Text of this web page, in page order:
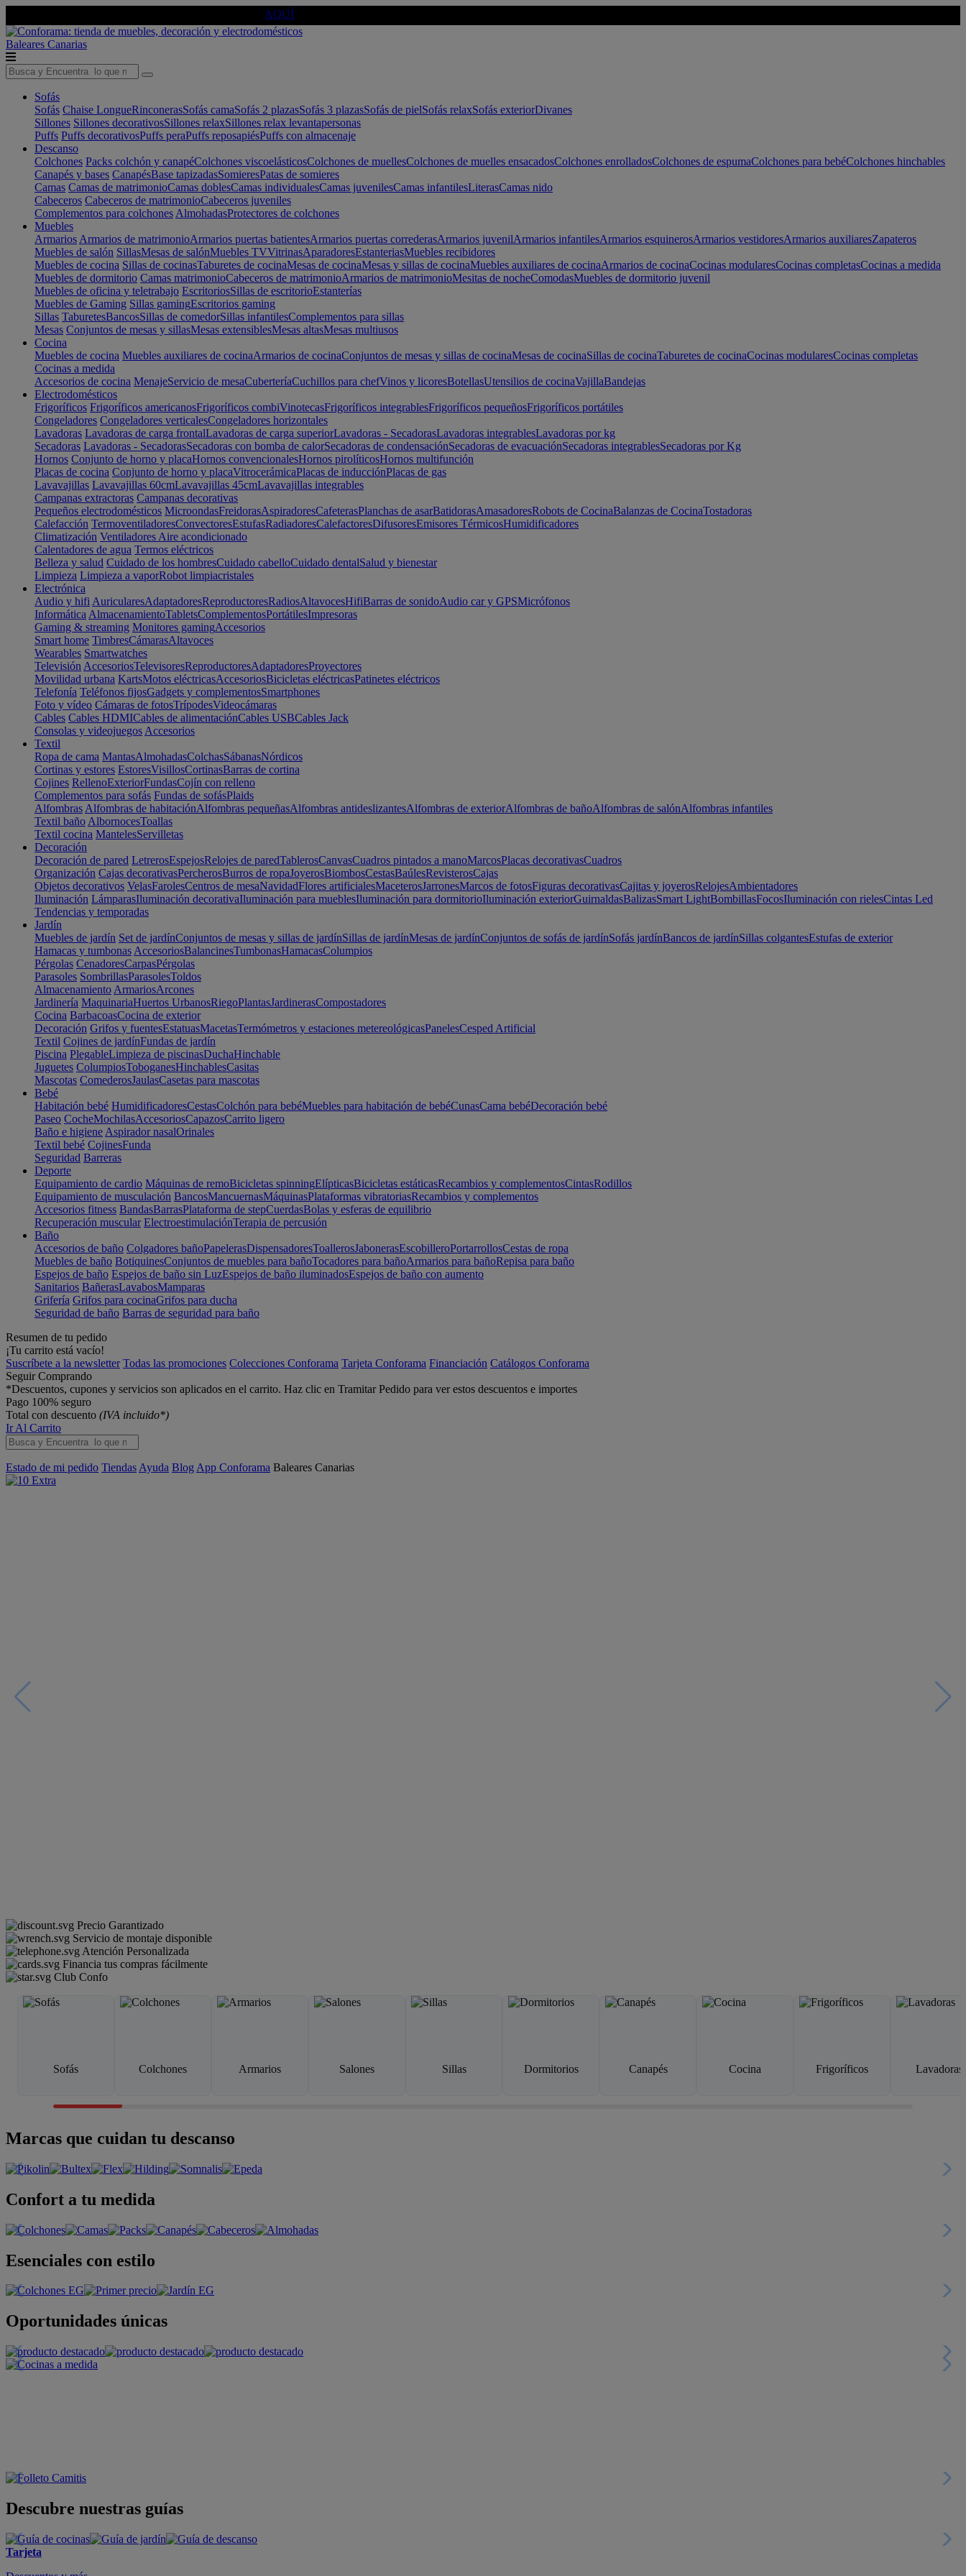
AQUÍ
Baleares Canarias
Sofás
Sofás Chaise LongueRinconerasSofás camaSofás 2 plazasSofás 3 plazasSofás de pielSofás relaxSofás exteriorDivanes
Sillones Sillones decorativosSillones relaxSillones relax levantapersonas
Puffs Puffs decorativosPuffs peraPuffs reposapiésPuffs con almacenaje
Descanso
Colchones Packs colchón y canapéColchones viscoelásticosColchones de muellesColchones de muelles ensacadosColchones enrolladosColchones de espumaColchones para bebéColchones hinchables
Canapés y bases CanapésBase tapizadasSomieresPatas de somieres
Camas Camas de matrimonioCamas doblesCamas individualesCamas juvenilesCamas infantilesLiterasCamas nido
Cabeceros Cabeceros de matrimonioCabeceros juveniles
Complementos para colchones AlmohadasProtectores de colchones
Muebles
Armarios Armarios de matrimonioArmarios puertas batientesArmarios puertas correderasArmarios juvenilArmarios infantilesArmarios esquinerosArmarios vestidoresArmarios auxiliaresZapateros
Muebles de salón SillasMesas de salónMuebles TVVitrinasAparadoresEstanteriasMuebles recibidores
Muebles de cocina Sillas de cocinasTaburetes de cocinaMesas de cocinaMesas y sillas de cocinaMuebles auxiliares de cocinaArmarios de cocinaCocinas modularesCocinas completasCocinas a medida
Muebles de dormitorio Camas matrimonioCabeceros de matrimonioArmarios de matrimonioMesitas de nocheComodasMuebles de dormitorio juvenil
Muebles de oficina y teletrabajo EscritoriosSillas de escritorioEstanterías
Muebles de Gaming Sillas gamingEscritorios gaming
Sillas TaburetesBancosSillas de comedorSillas infantilesComplementos para sillas
Mesas Conjuntos de mesas y sillasMesas extensiblesMesas altasMesas multiusos
Cocina
Muebles de cocina Muebles auxiliares de cocinaArmarios de cocinaConjuntos de mesas y sillas de cocinaMesas de cocinaSillas de cocinaTaburetes de cocinaCocinas modularesCocinas completas
Cocinas a medida
Accesorios de cocina MenajeServicio de mesaCuberteríaCuchillos para chefVinos y licoresBotellasUtensilios de cocinaVajillaBandejas
Electrodomésticos
Frigoríficos Frigoríficos americanosFrigoríficos combiVinotecasFrigoríficos integrablesFrigoríficos pequeñosFrigoríficos portátiles
Congeladores Congeladores verticalesCongeladores horizontales
Lavadoras Lavadoras de carga frontalLavadoras de carga superiorLavadoras - SecadorasLavadoras integrablesLavadoras por kg
Secadoras Lavadoras - SecadorasSecadoras con bomba de calorSecadoras de condensaciónSecadoras de evacuaciónSecadoras integrablesSecadoras por Kg
Hornos Conjunto de horno y placaHornos convencionalesHornos pirolíticosHornos multifunción
Placas de cocina Conjunto de horno y placaVitrocerámicaPlacas de inducciónPlacas de gas
Lavavajillas Lavavajillas 60cmLavavajillas 45cmLavavajillas integrables
Campanas extractoras Campanas decorativas
Pequeños electrodomésticos MicroondasFreidorasAspiradoresCafeterasPlanchas de asarBatidorasAmasadoresRobots de CocinaBalanzas de CocinaTostadoras
Calefacción TermoventiladoresConvectoresEstufasRadiadoresCalefactoresDifusoresEmisores TérmicosHumidificadores
Climatización Ventiladores Aire acondicionado
Calentadores de agua Termos eléctricos
Belleza y salud Cuidado de los hombresCuidado cabelloCuidado dentalSalud y bienestar
Limpieza Limpieza a vaporRobot limpiacristales
Electrónica
Audio y hifi AuricularesAdaptadoresReproductoresRadiosAltavocesHifiBarras de sonidoAudio car y GPSMicrófonos
Informática AlmacenamientoTabletsComplementosPortátilesImpresoras
Gaming & streaming Monitores gamingAccesorios
Smart home TimbresCámarasAltavoces
Wearables Smartwatches
Televisión AccesoriosTelevisoresReproductoresAdaptadoresProyectores
Movilidad urbana KartsMotos eléctricasAccesoriosBicicletas eléctricasPatinetes eléctricos
Telefonía Teléfonos fijosGadgets y complementosSmartphones
Foto y vídeo Cámaras de fotosTrípodesVideocámaras
Cables Cables HDMICables de alimentaciónCables USBCables Jack
Consolas y videojuegos Accesorios
Textil
Ropa de cama MantasAlmohadasColchasSábanasNórdicos
Cortinas y estores EstoresVisillosCortinasBarras de cortina
Cojines RellenoExteriorFundasCojín con relleno
Complementos para sofás Fundas de sofásPlaids
Alfombras Alfombras de habitaciónAlfombras pequeñasAlfombras antideslizantesAlfombras de exteriorAlfombras de bañoAlfombras de salónAlfombras infantiles
Textil baño AlbornocesToallas
Textil cocina MantelesServilletas
Decoración
Decoración de pared LetrerosEspejosRelojes de paredTablerosCanvasCuadros pintados a manoMarcosPlacas decorativasCuadros
Organización Cajas decorativasPercherosBurros de ropaJoyerosBiombosCestasBaúlesRevisterosCajas
Objetos decorativos VelasFarolesCentros de mesaNavidadFlores artificialesMaceterosJarronesMarcos de fotosFiguras decorativasCajitas y joyerosRelojesAmbientadores
Iluminación LámparasIluminación decorativaIluminación para mueblesIluminación para dormitorioIluminación exteriorGuirnaldasBalizasSmart LightBombillasFocosIluminación con rielesCintas Led
Tendencias y temporadas
Jardín
Muebles de jardín Set de jardínConjuntos de mesas y sillas de jardínSillas de jardínMesas de jardínConjuntos de sofás de jardínSofás jardínBancos de jardínSillas colgantesEstufas de exterior
Hamacas y tumbonas AccesoriosBalancinesTumbonasHamacasColumpios
Pérgolas CenadoresCarpasPérgolas
Parasoles SombrillasParasolesToldos
Almacenamiento ArmariosArcones
Jardinería MaquinariaHuertos UrbanosRiegoPlantasJardinerasCompostadores
Cocina BarbacoasCocina de exterior
Decoración Grifos y fuentesEstatuasMacetasTermómetros y estaciones metereológicasPanelesCesped Artificial
Textil Cojines de jardínFundas de jardín
Piscina PlegableLimpieza de piscinasDuchaHinchable
Juguetes ColumpiosToboganesHinchablesCasitas
Mascotas ComederosJaulasCasetas para mascotas
Bebé
Habitación bebé HumidificadoresCestasColchón para bebéMuebles para habitación de bebéCunasCama bebéDecoración bebé
Paseo CocheMochilasAccesoriosCapazosCarrito ligero
Baño e higiene Aspirador nasalOrinales
Textil bebé CojinesFunda
Seguridad Barreras
Deporte
Equipamiento de cardio Máquinas de remoBicicletas spinningElípticasBicicletas estáticasRecambios y complementosCintasRodillos
Equipamiento de musculación BancosMancuernasMáquinasPlataformas vibratoriasRecambios y complementos
Accesorios fitness BandasBarrasPlataforma de stepCuerdasBolas y esferas de equilibrio
Recuperación muscular ElectroestimulaciónTerapia de percusión
Baño
Accesorios de baño Colgadores bañoPapelerasDispensadoresToallerosJabonerasEscobilleroPortarrollosCestas de ropa
Muebles de baño BotiquinesConjuntos de muebles para bañoTocadores para bañoArmarios para bañoRepisa para baño
Espejos de baño Espejos de baño sin LuzEspejos de baño iluminadosEspejos de baño con aumento
Sanitarios BañerasLavabosMamparas
Grifería Grifos para cocinaGrifos para ducha
Seguridad de baño Barras de seguridad para baño
Resumen de tu pedido
¡Tu carrito está vacío!
Suscríbete a la newsletter Todas las promociones Colecciones Conforama Tarjeta Conforama Financiación Catálogos Conforama
Seguir Comprando
*Descuentos, cupones y servicios son aplicados en el carrito. Haz clic en Tramitar Pedido para ver estos descuentos e importes
Pago 100% seguro
Total con descuento (IVA incluido*)
Ir Al Carrito
Estado de mi pedido Tiendas Ayuda Blog App Conforama Baleares Canarias
Precio Garantizado
Servicio de montaje disponible
Atención Personalizada
Financia tus compras fácilmente
Club Confo
Sofás Colchones Armarios Salones Sillas Dormitorios Canapés Cocina Frigoríficos Lavadoras
Marcas que cuidan tu descanso
Confort a tu medida
Esenciales con estilo
Oportunidades únicas
Descubre nuestras guías
Tarjeta